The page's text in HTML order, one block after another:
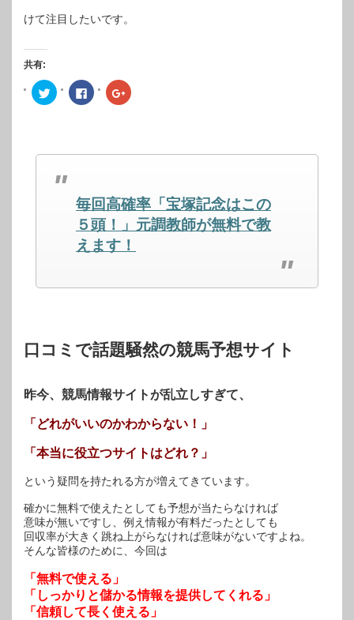
けて注目したいです。
共有:
ク
リ
で
有
(新
ま
Facebook
で
は
ク
し
て
く
だ
さ
い
ウ
開
き
ク
リ
で
し
い
ウ
ィ
ン
ド
ウ
ま
毎回高確率「宝塚記念はこの
５頭！」元調教師が無料で教
えます！
口コミで話題騒然の競馬予想サイト
昨今、競馬情報サイトが乱立しすぎて、
「どれがいいのかわからない！」
「本当に役立つサイトはどれ？」
という疑問を持たれる方が増えてきています。
確かに無料で使えたとしても予想が当たらなければ
意味が無いですし、例え情報が有料だったとしても
回収率が大きく跳ね上がらなければ意味がないですよね。
そんな皆様のために、今回は
「無料で使える」
「しっかりと儲かる情報を提供してくれる」
「信頼して長く使える」